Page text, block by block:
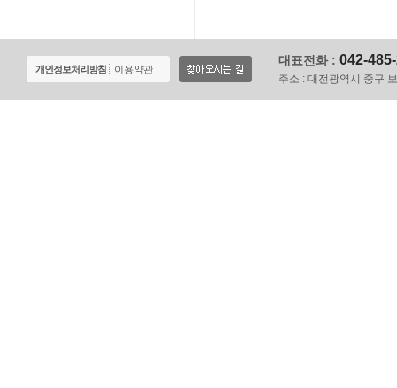
개인정보처리방침 이용약관
대표전화 : 042-
주소 : 대전광역시 중구